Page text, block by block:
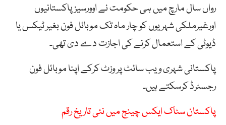
رواں سال مارچ میں ہی حکومت نے اوورسیز پاکستانیوں
اورغیرملکی شہریوں کو چار ماہ تک موبائل فون بغیر ٹیکس یا
ڈیوٹی کے استعمال کرنے کی اجازت دے دی تھی۔
پاکستانی شہری ویب سائٹ پر وزٹ کرکے اپنا موبائل فون
رجسٹرڈ کرسکتے ہیں۔
پاکستان سٹاک ایکس چینج میں نئی تاریخ رقم